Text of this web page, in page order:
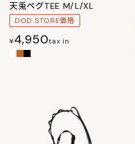
天兎ペグTEE M/L/XL
DOD STORE価格
¥4,950tax in